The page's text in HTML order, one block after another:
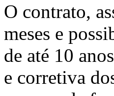
O contrato,
meses e
de até 10
e corretiva